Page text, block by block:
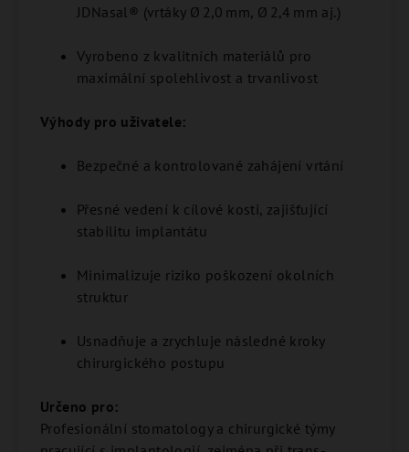
JDNasal® (vrtáky Ø 2,0 mm, Ø 2,4 mm aj.)
Vyrobeno z kvalitních materiálů pro
maximální spolehlivost a trvanlivost
Výhody pro uživatele:
Bezpečné a kontrolované zahájení vrtání
Přesné vedení k cílové kosti, zajišťující
stabilitu implantátu
Minimalizuje riziko poškození okolních
struktur
Usnadňuje a zrychluje následné kroky
chirurgického postupu
Určeno pro:
Profesionální stomatology a chirurgické týmy